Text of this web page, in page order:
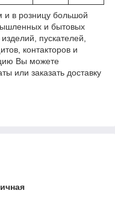
и в розницу большой
и бытовых
пускателей,
контакторов и
Вы можете
или заказать доставку